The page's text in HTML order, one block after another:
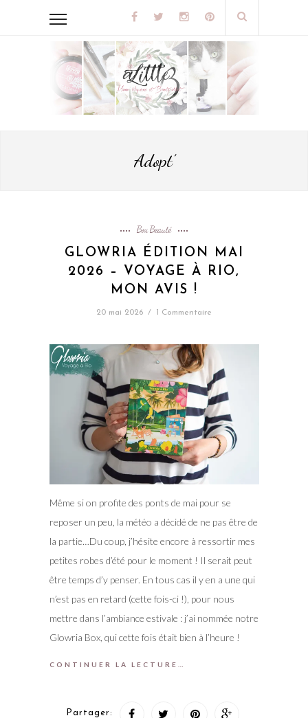
Adopt’
Box Beauté
GLOWRIA ÉDITION MAI
2026 – VOYAGE À RIO,
MON AVIS !
20 mai 2026 / 1 Commentaire
Même si on profite des ponts de mai pour se
reposer un peu, la météo a décidé de ne pas être de
la partie…Du coup, j’hésite encore à ressortir mes
petites robes d’été pour le moment ! Il serait peut
être temps d’y penser. En tous cas il y en a une qui
n’est pas en retard (cette fois-ci !), pour nous
mettre dans l’ambiance estivale : j’ai nommée notre
Glowria Box, qui cette fois était bien à l’heure !
CONTINUER LA LECTURE…
Partager: